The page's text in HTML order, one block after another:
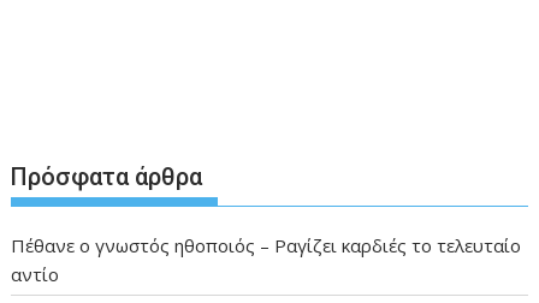
Πρόσφατα άρθρα
Πέθανε ο γνωστός ηθοποιός – Ραγίζει καρδιές το τελευταίο
αντίο